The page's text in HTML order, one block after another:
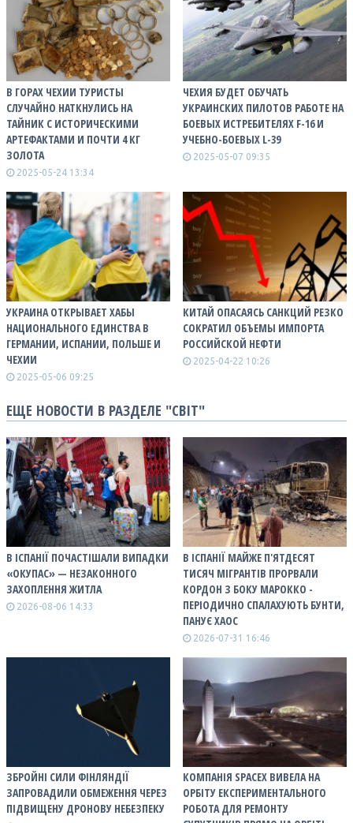
В ГОРАХ ЧЕХИИ ТУРИСТЫ
СЛУЧАЙНО НАТКНУЛИСЬ НА
ТАЙНИК С ИСТОРИЧЕСКИМИ
АРТЕФАКТАМИ И ПОЧТИ 4 КГ
ЗОЛОТА
2025-05-24 13:34
ЧЕХИЯ БУДЕТ ОБУЧАТЬ
УКРАИНСКИХ ПИЛОТОВ РАБОТЕ НА
БОЕВЫХ ИСТРЕБИТЕЛЯХ F-16 И
УЧЕБНО-БОЕВЫХ L-39
2025-05-07 09:35
УКРАИНА ОТКРЫВАЕТ ХАБЫ
НАЦИОНАЛЬНОГО ЕДИНСТВА В
ГЕРМАНИИ, ИСПАНИИ, ПОЛЬШЕ И
ЧЕХИИ
2025-05-06 09:25
КИТАЙ ОПАСАЯСЬ САНКЦИЙ РЕЗКО
СОКРАТИЛ ОБЪЕМЫ ИМПОРТА
РОССИЙСКОЙ НЕФТИ
2025-04-22 10:26
ЕЩЕ НОВОСТИ В РАЗДЕЛЕ "СВІТ"
В ІСПАНІЇ ПОЧАСТІШАЛИ ВИПАДКИ
«ОКУПАС» — НЕЗАКОННОГО
ЗАХОПЛЕННЯ ЖИТЛА
2026-08-06 14:33
В ІСПАНІЇ МАЙЖЕ П'ЯТДЕСЯТ
ТИСЯЧ МІГРАНТІВ ПРОРВАЛИ
КОРДОН З БОКУ МАРОККО -
ПЕРІОДИЧНО СПАЛАХУЮТЬ БУНТИ,
ПАНУЄ ХАОС
2026-07-31 16:46
ЗБРОЙНІ СИЛИ ФІНЛЯНДІЇ
ЗАПРОВАДИЛИ ОБМЕЖЕННЯ ЧЕРЕЗ
ПІДВИЩЕНУ ДРОНОВУ НЕБЕЗПЕКУ
КОМПАНІЯ SPACEX ВИВЕЛА НА
ОРБІТУ ЕКСПЕРИМЕНТАЛЬНОГО
РОБОТА ДЛЯ РЕМОНТУ